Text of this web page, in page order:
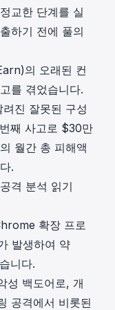
정교한 단계를 실
하기 전에 풀의
의 오래된 컨
를 겪었습니다.
려진 잘못된 구성
째 사고로 $30만
월간 총 피해액
.
격 분석 읽기
확장 프로
발생하여 약
니다.
성 백도어로, 개
공격에서 비롯된